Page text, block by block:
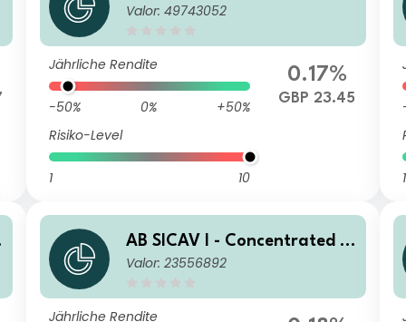
S Equity Portfolio I GBP Acc
Valor: 49743052
Jährliche Rendite
-50% 0%
+50%
Risiko-Level
1 10
0.17%
GBP 23.45
1
AB SICAV I - Concentrated U
S Equity Portfolio S1 EUR H A
Valor: 23556892
Jährliche Rendite